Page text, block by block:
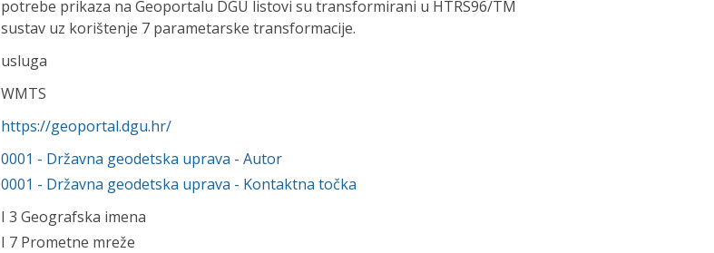
potrebe prikaza na Geoportalu DGU listovi su transformirani u HTRS96/TM
sustav uz korištenje 7 parametarske transformacije.
usluga
WMTS
https://geoportal.dgu.hr/
0001 - Državna geodetska uprava - Autor
0001 - Državna geodetska uprava - Kontaktna točka
I 3 Geografska imena
I 7 Prometne mreže